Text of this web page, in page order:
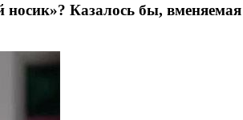
Казалось бы, вменяемая